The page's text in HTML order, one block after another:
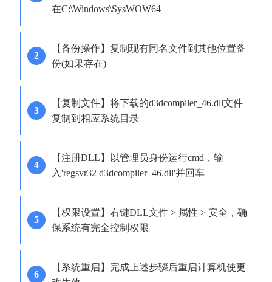
在C:\Windows\SysWOW64
【备份操作】复制现有同名文件到其他位置备
份(如果存在)
【复制文件】将下载的d3dcompiler_46.dll文件
复制到相应系统目录
【注册DLL】以管理员身份运行cmd，输
入'regsvr32 d3dcompiler_46.dll'并回车
【权限设置】右键DLL文件 > 属性 > 安全，确
保系统有完全控制权限
【系统重启】完成上述步骤后重启计算机使更